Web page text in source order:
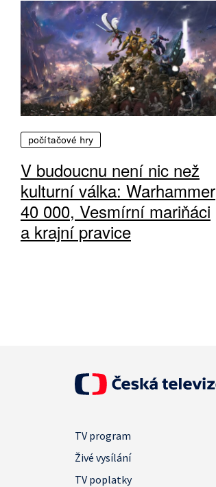
počítačové hry
V budoucnu není nic než
kulturní válka: Warhammer
40 000, Vesmírní mariňáci
a krajní pravice
TV program
Živé vysílání
TV poplatky